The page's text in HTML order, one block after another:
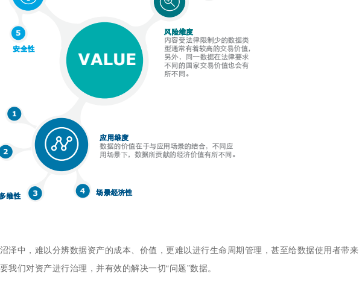
泽中，难以分辨数据资产的成本、价值，更难以进行生命周期管理，甚至给数据使用者带来
我们对资产进行治理，并有效的解决一切“问题”数据。